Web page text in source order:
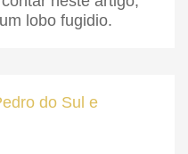
lobo fugidio.